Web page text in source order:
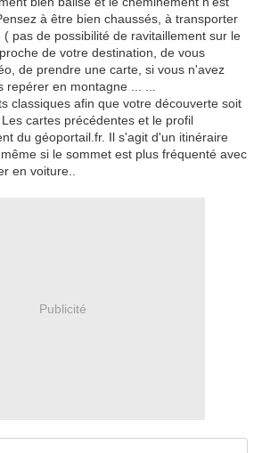
à être bien chaussés, à transporter
pas de possibilité de ravitaillement sur le
de votre destination, de vous
de prendre une carte, si vous n'avez
en montagne ... ...
classiques afin que votre découverte soit
cartes précédentes et le profil
du géoportail.fr. Il s'agit d'un itinéraire
si le sommet est plus fréquenté avec
en voiture..
Publicité